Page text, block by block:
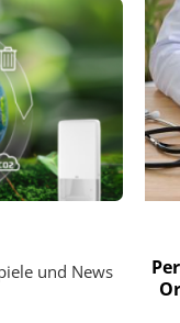
und News
im
Von digitaler
Steuerung